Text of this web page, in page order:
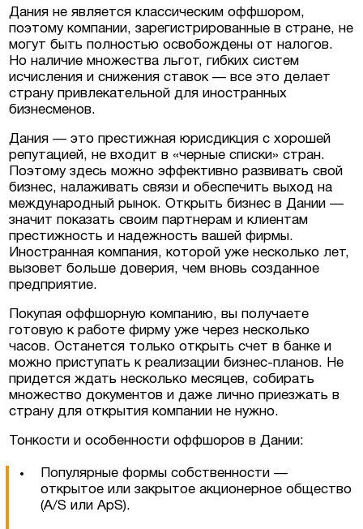
Дания не является классическим оффшором,
поэтому компании, зарегистрированные в стране, не
могут быть полностью освобождены от налогов.
Но наличие множества льгот, гибких систем
исчисления и снижения ставок — все это делает
страну привлекательной для иностранных
бизнесменов.
Дания — это престижная юрисдикция с хорошей
репутацией, не входит в «черные списки» стран.
Поэтому здесь можно эффективно развивать свой
бизнес, налаживать связи и обеспечить выход на
международный рынок. Открыть бизнес в Дании —
значит показать своим партнерам и клиентам
престижность и надежность вашей фирмы.
Иностранная компания, которой уже несколько лет,
вызовет больше доверия, чем вновь созданное
предприятие.
Покупая оффшорную компанию, вы получаете
готовую к работе фирму уже через несколько
часов. Останется только открыть счет в банке и
можно приступать к реализации бизнес-планов. Не
придется ждать несколько месяцев, собирать
множество документов и даже лично приезжать в
страну для открытия компании не нужно.
Тонкости и особенности оффшоров в Дании:
Популярные формы собственности —
открытое или закрытое акционерное общество
(A/S или ApS).